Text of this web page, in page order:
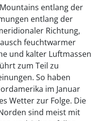
entlang der
entlang der
Richtung,
feuchtwarmer
und kalter Luftmassen
zum Teil zu
So haben
im Januar
Wetter zur Folge. Die
sind meist mit